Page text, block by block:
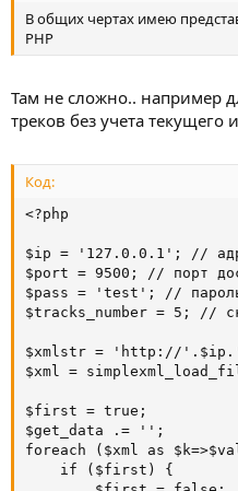
В общих чертах имею
PHP
Там не сложно.. например
треков без учета текущего
Код:
<?php
$ip = '127.0.0.1'; //
$port = 9500; // порт
$pass = 'test'; // пароль
$tracks_number = 5; //
$xmlstr = 'http://
$xml =
$first = true;
$get_data .= '';
foreach ($xml as